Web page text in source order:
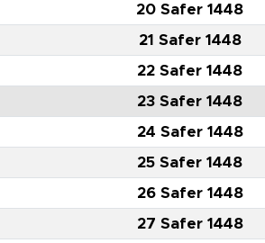
20 Safer 1448
21 Safer 1448
22 Safer 1448
23 Safer 1448
24 Safer 1448
25 Safer 1448
26 Safer 1448
27 Safer 1448